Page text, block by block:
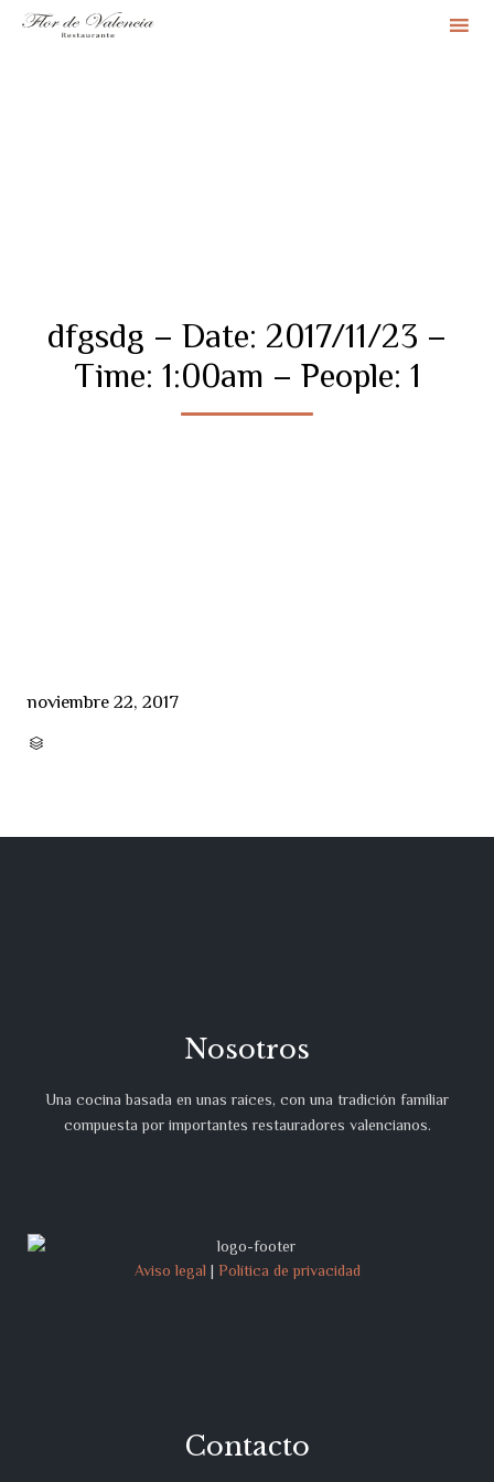
dfgsdg – Date: 2017/11/23 –
Time: 1:00am – People: 1
noviembre 22, 2017

Nosotros
Una cocina basada en unas raíces, con una tradición familiar
compuesta por importantes restauradores valencianos.
Aviso legal | Política de privacidad
Contacto